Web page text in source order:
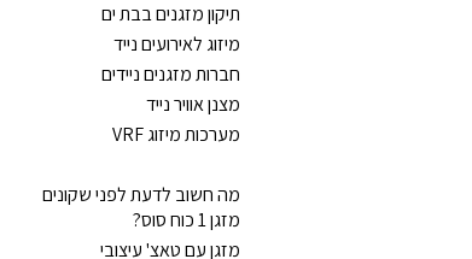
תיקון מזגנים בבת ים
מיזוג לאירועים נייד
חברות מזגנים ניידים
מצנן אוויר נייד
מערכות מיזוג VRF
מה חשוב לדעת לפני שקונים
מזגן 1 כוח סוס?
מזגן עם טאצ' עיצובי